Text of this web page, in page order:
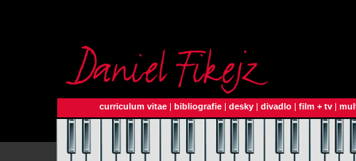
curriculum vitae | bibliografie | desky | divadlo | film + tv |